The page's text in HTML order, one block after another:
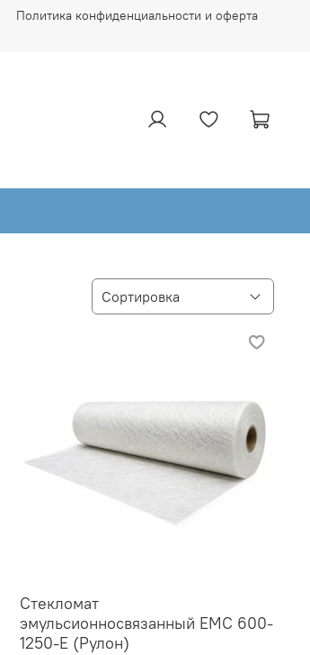
Политика конфиденциальности и оферта
Стекломат
эмульсионносвязанный ЕМС 600-
1250-Е (Рулон)